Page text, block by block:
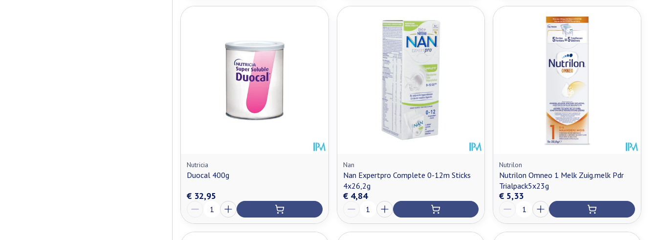
Nutricia
Duocal 400g
€ 32,95
Nan
Nan Expertpro Complete 0-12m Sticks
4x26,2g
€ 4,84
Nutrilon
Nutrilon Omneo 1 Melk Zuig.melk Pdr
Trialpack5x23g
€ 5,33